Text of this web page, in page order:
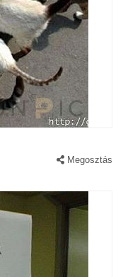
Megosztás